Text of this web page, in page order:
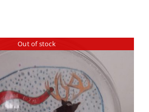
Out of stock